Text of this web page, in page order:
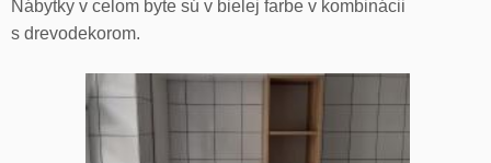
Nábytky v celom byte sú v bielej farbe v kombinácii
s drevodekorom.